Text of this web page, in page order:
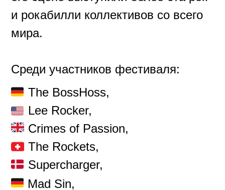
BBF 2026, Все права защищены